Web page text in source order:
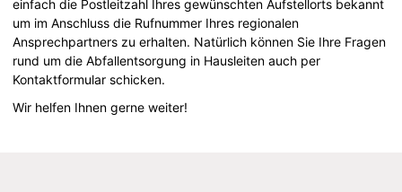
einfach die Postleitzahl Ihres gewünschten Aufstellorts bekannt
um im Anschluss die Rufnummer Ihres regionalen
Ansprechpartners zu erhalten. Natürlich können Sie Ihre Fragen
rund um die Abfallentsorgung in Hausleiten auch per
Kontaktformular schicken.
Wir helfen Ihnen gerne weiter!